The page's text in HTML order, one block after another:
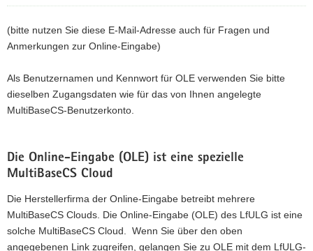
(bitte nutzen Sie diese E-Mail-Adresse auch für Fragen und
Anmerkungen zur Online-Eingabe)
Als Benutzernamen und Kennwort für OLE verwenden Sie bitte
dieselben Zugangsdaten wie für das von Ihnen angelegte
MultiBaseCS-Benutzerkonto.
Die Online-Eingabe (OLE) ist eine spezielle
MultiBaseCS Cloud
Die Herstellerfirma der Online-Eingabe betreibt mehrere
MultiBaseCS Clouds. Die Online-Eingabe (OLE) des LfULG ist eine
solche MultiBaseCS Cloud. Wenn Sie über den oben
angegebenen Link zugreifen, gelangen Sie zu OLE mit dem LfULG-